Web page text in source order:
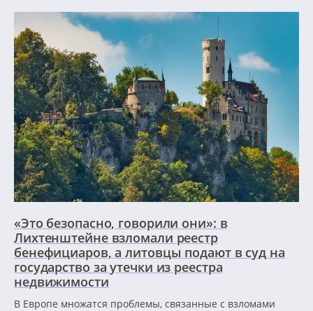
«Это безопасно, говорили они»: в
Лихтенштейне взломали реестр
бенефициаров, а литовцы подают в суд на
государство за утечки из реестра
недвижимости
В Европе множатся проблемы, связанные с взломами